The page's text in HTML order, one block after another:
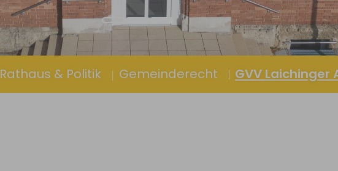
Rathaus & Politik Gemeinderecht GVV Laichinger